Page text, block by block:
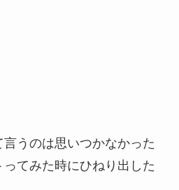
うのは思いつかなかった
てみた時にひねり出した